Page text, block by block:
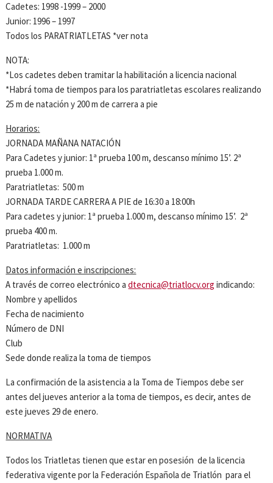
Cadetes: 1998 -1999 – 2000
Junior: 1996 – 1997
Todos los PARATRIATLETAS *ver nota
NOTA:
*Los cadetes deben tramitar la habilitación a licencia nacional
*Habrá toma de tiempos para los paratriatletas escolares realizando
25 m de natación y 200 m de carrera a pie
Horarios:
JORNADA MAÑANA NATACIÓN
Para Cadetes y junior: 1ª prueba 100 m, descanso mínimo 15’. 2ª
prueba 1.000 m.
Paratriatletas: 500 m
JORNADA TARDE CARRERA A PIE de 16:30 a 18:00h
Para cadetes y junior: 1ª prueba 1.000 m, descanso mínimo 15’. 2ª
prueba 400 m.
Paratriatletas: 1.000 m
Datos información e inscripciones:
A través de correo electrónico adtecnica@triatlocv.org indicando:
Nombre y apellidos
Fecha de nacimiento
Número de DNI
Club
Sede donde realiza la toma de tiempos
La confirmación de la asistencia a la Toma de Tiempos debe ser
antes del jueves anterior a la toma de tiempos, es decir, antes de
este jueves 29 de enero.
NORMATIVA
Todos los Triatletas tienen que estar en posesión de la licencia
federativa vigente por la Federación Española de Triatlón para el